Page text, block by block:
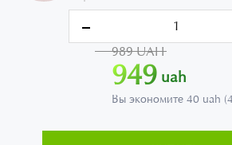
989 UAH
949 uah
Вы экономите 40 uah